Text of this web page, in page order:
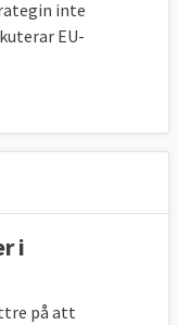
inte
EU-
i
på att